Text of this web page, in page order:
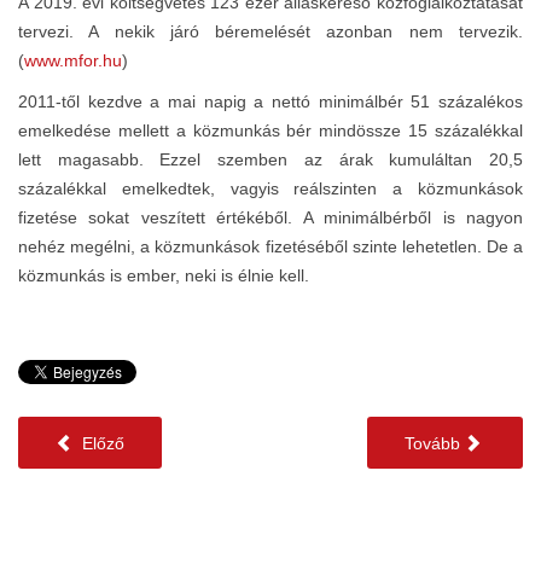
tervezi. A nekik járó béremelését azonban nem tervezik.
(www.mfor.hu)
2011-től kezdve a mai napig a nettó minimálbér 51 százalékos
emelkedése mellett a közmunkás bér mindössze 15 százalékkal
lett magasabb. Ezzel szemben az árak kumuláltan 20,5
százalékkal emelkedtek, vagyis reálszinten a közmunkások
fizetése sokat veszített értékéből. A minimálbérből is nagyon
nehéz megélni, a közmunkások fizetéséből szinte lehetetlen. De a
közmunkás is ember, neki is élnie kell.
Előző Tovább